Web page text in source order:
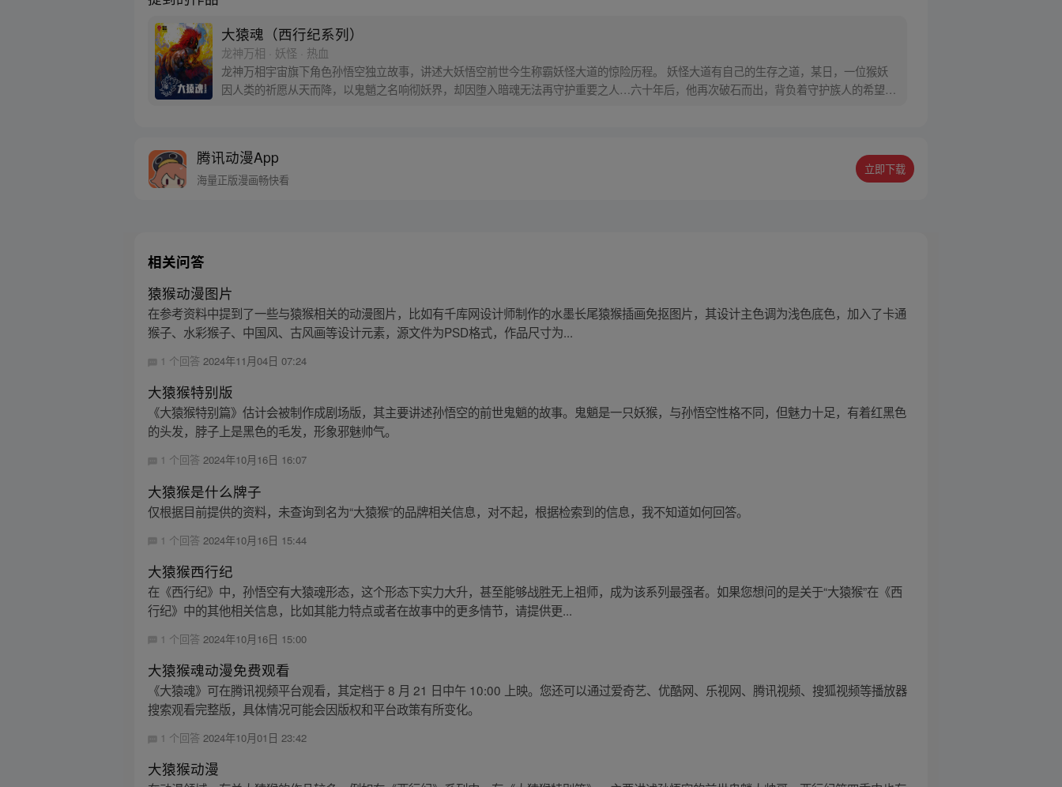
大猿魂（西行纪系列）
龙神万相 · 妖怪 · 热血
龙神万相宇宙旗下角色孙悟空独立故事，讲述大妖悟空前世今生称霸妖怪大道的惊险历程。 妖怪大道有自己的生存之道，某日，一位猴妖
因人类的祈愿从天而降，以鬼魈之名响彻妖界，却因堕入暗魂无法再守护重要之人…六十年后，他再次破石而出，背负着守护族人的希望和
腾讯动漫App
海量正版漫画畅快看
立即下载
相关问答
猿猴动漫图片
在参考资料中提到了一些与猿猴相关的动漫图片，比如有千库网设计师制作的水墨长尾猿猴插画免抠图片，其设计主色调为浅色底色，加入了卡通
猴子、水彩猴子、中国风、古风画等设计元素，源文件为PSD格式，作品尺寸为...
1 个回答2024年11月04日 07:24
大猿猴特别版
《大猿猴特别篇》估计会被制作成剧场版，其主要讲述孙悟空的前世鬼魈的故事。鬼魈是一只妖猴，与孙悟空性格不同，但魅力十足，有着红黑色
的头发，脖子上是黑色的毛发，形象邪魅帅气。
1 个回答2024年10月16日 16:07
大猿猴是什么牌子
仅根据目前提供的资料，未查询到名为“大猿猴”的品牌相关信息，对不起，根据检索到的信息，我不知道如何回答。
1 个回答 2024年10月16日 15:44
大猿猴西行纪
在《西行纪》中，孙悟空有大猿魂形态，这个形态下实力大升，甚至能够战胜无上祖师，成为该系列最强者。如果您想问的是关于“大猿猴”在《西
行纪》中的其他相关信息，比如其能力特点或者在故事中的更多情节，请提供更...
1 个回答 2024年10月16日 15:00
大猿猴魂动漫免费观看
《大猿魂》可在腾讯视频平台观看，其定档于 8 月 21 日中午 10:00 上映。您还可以通过爱奇艺、优酷网、乐视网、腾讯视频、搜狐视频等播放器
搜索观看完整版，具体情况可能会因版权和平台政策有所变化。
1 个回答2024年10月01日 23:42
大猿猴动漫